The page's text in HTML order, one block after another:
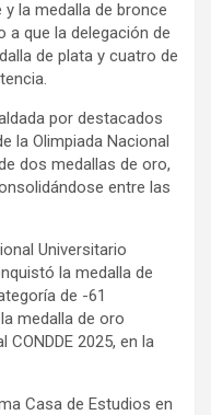
la medalla de bronce
a que la delegación de
de plata y cuatro de
por destacados
la Olimpiada Nacional
dos medallas de oro,
entre las
Universitario
la medalla de
de -61
medalla de oro
2025, en la
Casa de Estudios en